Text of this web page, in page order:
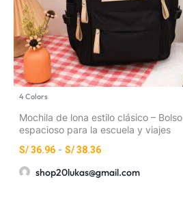
4 Colors
Mochila de lona estilo clásico – Bolso
espacioso para la escuela y viajes
S/36.96 - S/38.36
shop20lukas@gmail.com